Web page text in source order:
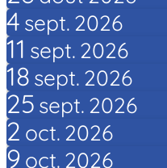
4 sept. 2026
11 sept. 2026
18 sept. 2026
25 sept. 2026
2 oct. 2026
9 oct. 2026